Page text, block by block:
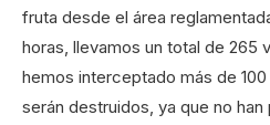
fruta desde el área
horas, llevamos un total de 265
hemos interceptado más de
serán destruidos, ya que no